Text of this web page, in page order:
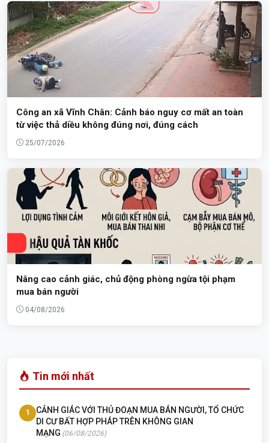
Công an xã Vĩnh Chân: Cảnh báo nguy cơ mất an toàn
từ việc thả diều không đúng nơi, đúng cách
25/07/2026
Nâng cao cảnh giác, chủ động phòng ngừa tội phạm
mua bán người
04/08/2026
Tin mới nhất
1
CẢNH GIÁC VỚI THỦ ĐOẠN MUA BÁN NGƯỜI, TỔ CHỨC
DI CƯ BẤT HỢP PHÁP TRÊN KHÔNG GIAN
MẠNG (06/08/2026)